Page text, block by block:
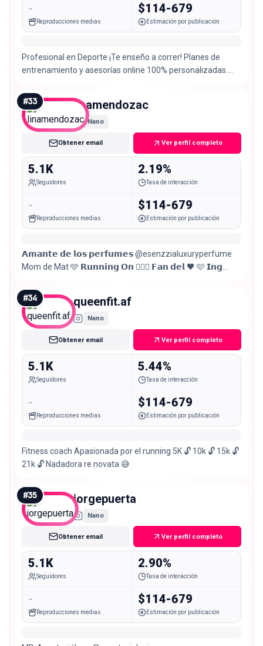
-
Reproducciones medias
$114-679
Estimación por publicación
Profesional en Deporte ¡Te enseño a correr! Planes de
entrenamiento y asesorías online 100% personalizadas.
#33 linamendozac
Nano
Obtener email Ver perfil completo
5.1K
Seguidores
2.19%
Tasa de interacción
-
Reproducciones medias
$114-679
Estimación por publicación
𝗔𝗺𝗮𝗻𝘁𝗲 𝗱𝗲 𝗹𝗼𝘀 𝗽𝗲𝗿𝗳𝘂𝗺𝗲𝘀 @esenzzialuxuryperfume
Mom de Mat 🩵 𝗥𝘂𝗻𝗻𝗶𝗻𝗴 𝗢𝗻 🏃🏻‍♀️ 𝗙𝗮𝗻 𝗱𝗲𝗹 🖤 🩷 𝗜𝗻𝗴
#34 queenfit.af
Nano
Obtener email Ver perfil completo
5.1K
Seguidores
5.44%
Tasa de interacción
-
Reproducciones medias
$114-679
Estimación por publicación
Fitness coach Apasionada por el running 5K 🔓 10k 🔓 15k 🔓
21k 🔓 Nadadora re novata 😅
#35 jorgepuerta
Nano
Obtener email Ver perfil completo
5.1K
Seguidores
2.90%
Tasa de interacción
-
Reproducciones medias
$114-679
Estimación por publicación